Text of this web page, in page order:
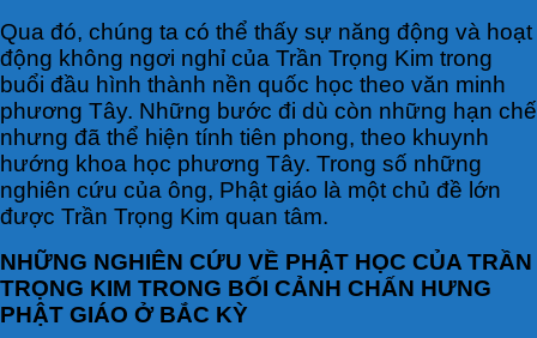
Qua đó, chúng ta có thể thấy sự năng động và hoạt
động không ngơi nghỉ của Trần Trọng Kim trong
buổi đầu hình thành nền quốc học theo văn minh
phương Tây. Những bước đi dù còn những hạn chế
nhưng đã thể hiện tính tiên phong, theo khuynh
hướng khoa học phương Tây. Trong số những
nghiên cứu của ông, Phật giáo là một chủ đề lớn
được Trần Trọng Kim quan tâm.
NHỮNG NGHIÊN CỨU VỀ PHẬT HỌC CỦA TRẦN
TRỌNG KIM TRONG BỐI CẢNH CHẤN HƯNG
PHẬT GIÁO Ở BẮC KỲ